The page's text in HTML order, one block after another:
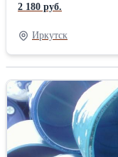
материал: Перкаль
тематика: Цветы
комплектация:
простыни КПБ:
2 180 руб.
Иркутск